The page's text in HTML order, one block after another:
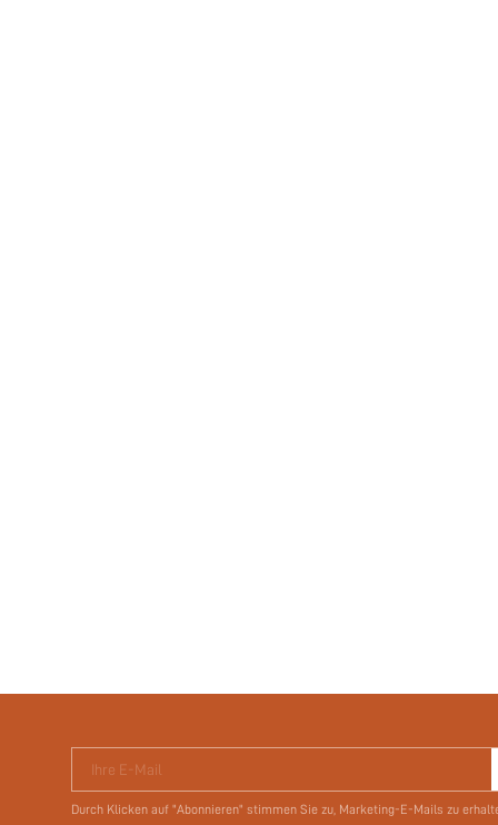
Ihre E-Mail
Durch Klicken auf "Abonnieren" stimmen Sie zu, Marketing-E-Mails zu